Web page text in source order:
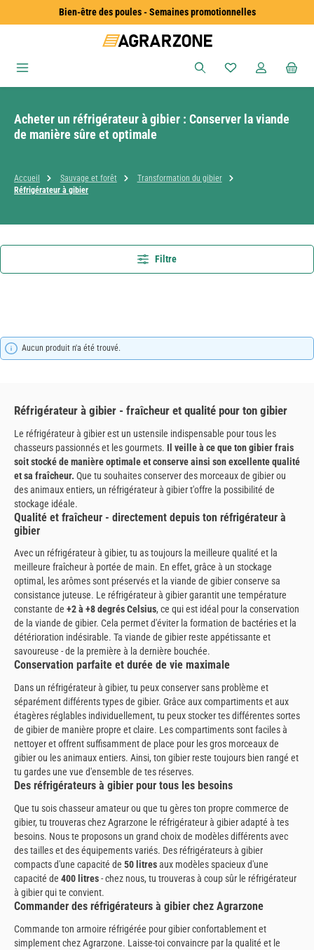
Passer au contenu principalBien-être des poules - Semaines promotionnelles
Vous avez 0
Acheter un réfrigérateur à gibier : Conserver la viande
de manière sûre et optimale
Accueil Sauvage et forêt
Transformation du gibier
Réfrigérateur à gibier
Filtre
Aucun produit n'a été trouvé.
Réfrigérateur à gibier - fraîcheur et qualité pour ton gibier
Le réfrigérateur à gibier est un ustensile indispensable pour tous les
chasseurs passionnés et les gourmets. Il veille à ce que ton gibier frais
soit stocké de manière optimale et conserve ainsi son excellente qualité
et sa fraîcheur. Que tu souhaites conserver des morceaux de gibier ou
des animaux entiers, un réfrigérateur à gibier t'offre la possibilité de
stockage idéale.
Qualité et fraîcheur - directement depuis ton réfrigérateur à
gibier
Avec un réfrigérateur à gibier, tu as toujours la meilleure qualité et la
meilleure fraîcheur à portée de main. En effet, grâce à un stockage
optimal, les arômes sont préservés et la viande de gibier conserve sa
consistance juteuse. Le réfrigérateur à gibier garantit une température
constante de +2 à +8 degrés Celsius, ce qui est idéal pour la conservation
de la viande de gibier. Cela permet d'éviter la formation de bactéries et la
détérioration indésirable. Ta viande de gibier reste appétissante et
savoureuse - de la première à la dernière bouchée.
Conservation parfaite et durée de vie maximale
Dans un réfrigérateur à gibier, tu peux conserver sans problème et
séparément différents types de gibier. Grâce aux compartiments et aux
étagères réglables individuellement, tu peux stocker tes différentes sortes
de gibier de manière propre et claire. Les compartiments sont faciles à
nettoyer et offrent suffisamment de place pour les gros morceaux de
gibier ou les animaux entiers. Ainsi, ton gibier reste toujours bien rangé et
tu gardes une vue d'ensemble de tes réserves.
Des réfrigérateurs à gibier pour tous les besoins
Que tu sois chasseur amateur ou que tu gères ton propre commerce de
gibier, tu trouveras chez Agrarzone le réfrigérateur à gibier adapté à tes
besoins. Nous te proposons un grand choix de modèles différents avec
des tailles et des équipements variés. Des réfrigérateurs à gibier
compacts d'une capacité de 50 litresaux modèles spacieux d'une
capacité de 400 litres- chez nous, tu trouveras à coup sûr le réfrigérateur
à gibier qui te convient.
Commander des réfrigérateurs à gibier chez Agrarzone
Commande ton armoire réfrigérée pour gibier confortablement et
simplement chez Agrarzone. Laisse-toi convaincre par la qualité et le